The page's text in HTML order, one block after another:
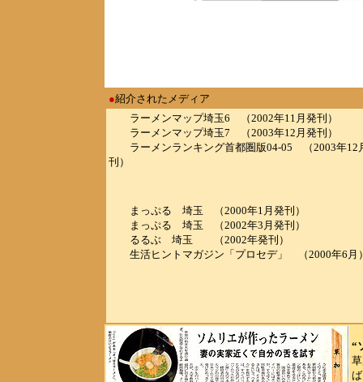
●紹介されたメディア
ラーメンマップ埼玉6 （2002年11月発刊）
ラーメンマップ埼玉7 （2003年12月発刊）
ラーメンランキング首都圏版04-05 （2003年12
刊）
まっぷる 埼玉 （2000年1月発刊）
まっぷる 埼玉 （2002年3月発刊）
るるぶ 埼玉 （2002年発刊）
生活ヒントマガジン「プロセデ」 （2000年6月
“